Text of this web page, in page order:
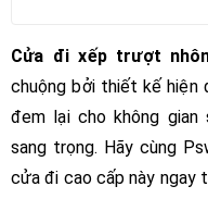
Cửa đi xếp trượt
chuộng bởi thiết kế hiện
đem lại cho không
sang trọng. Hãy cùng
cửa đi cao cấp này ngay